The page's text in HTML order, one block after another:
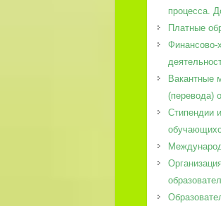
процесса.
Платные
Финансово-
Вакантные
(перевода)
Стипендии